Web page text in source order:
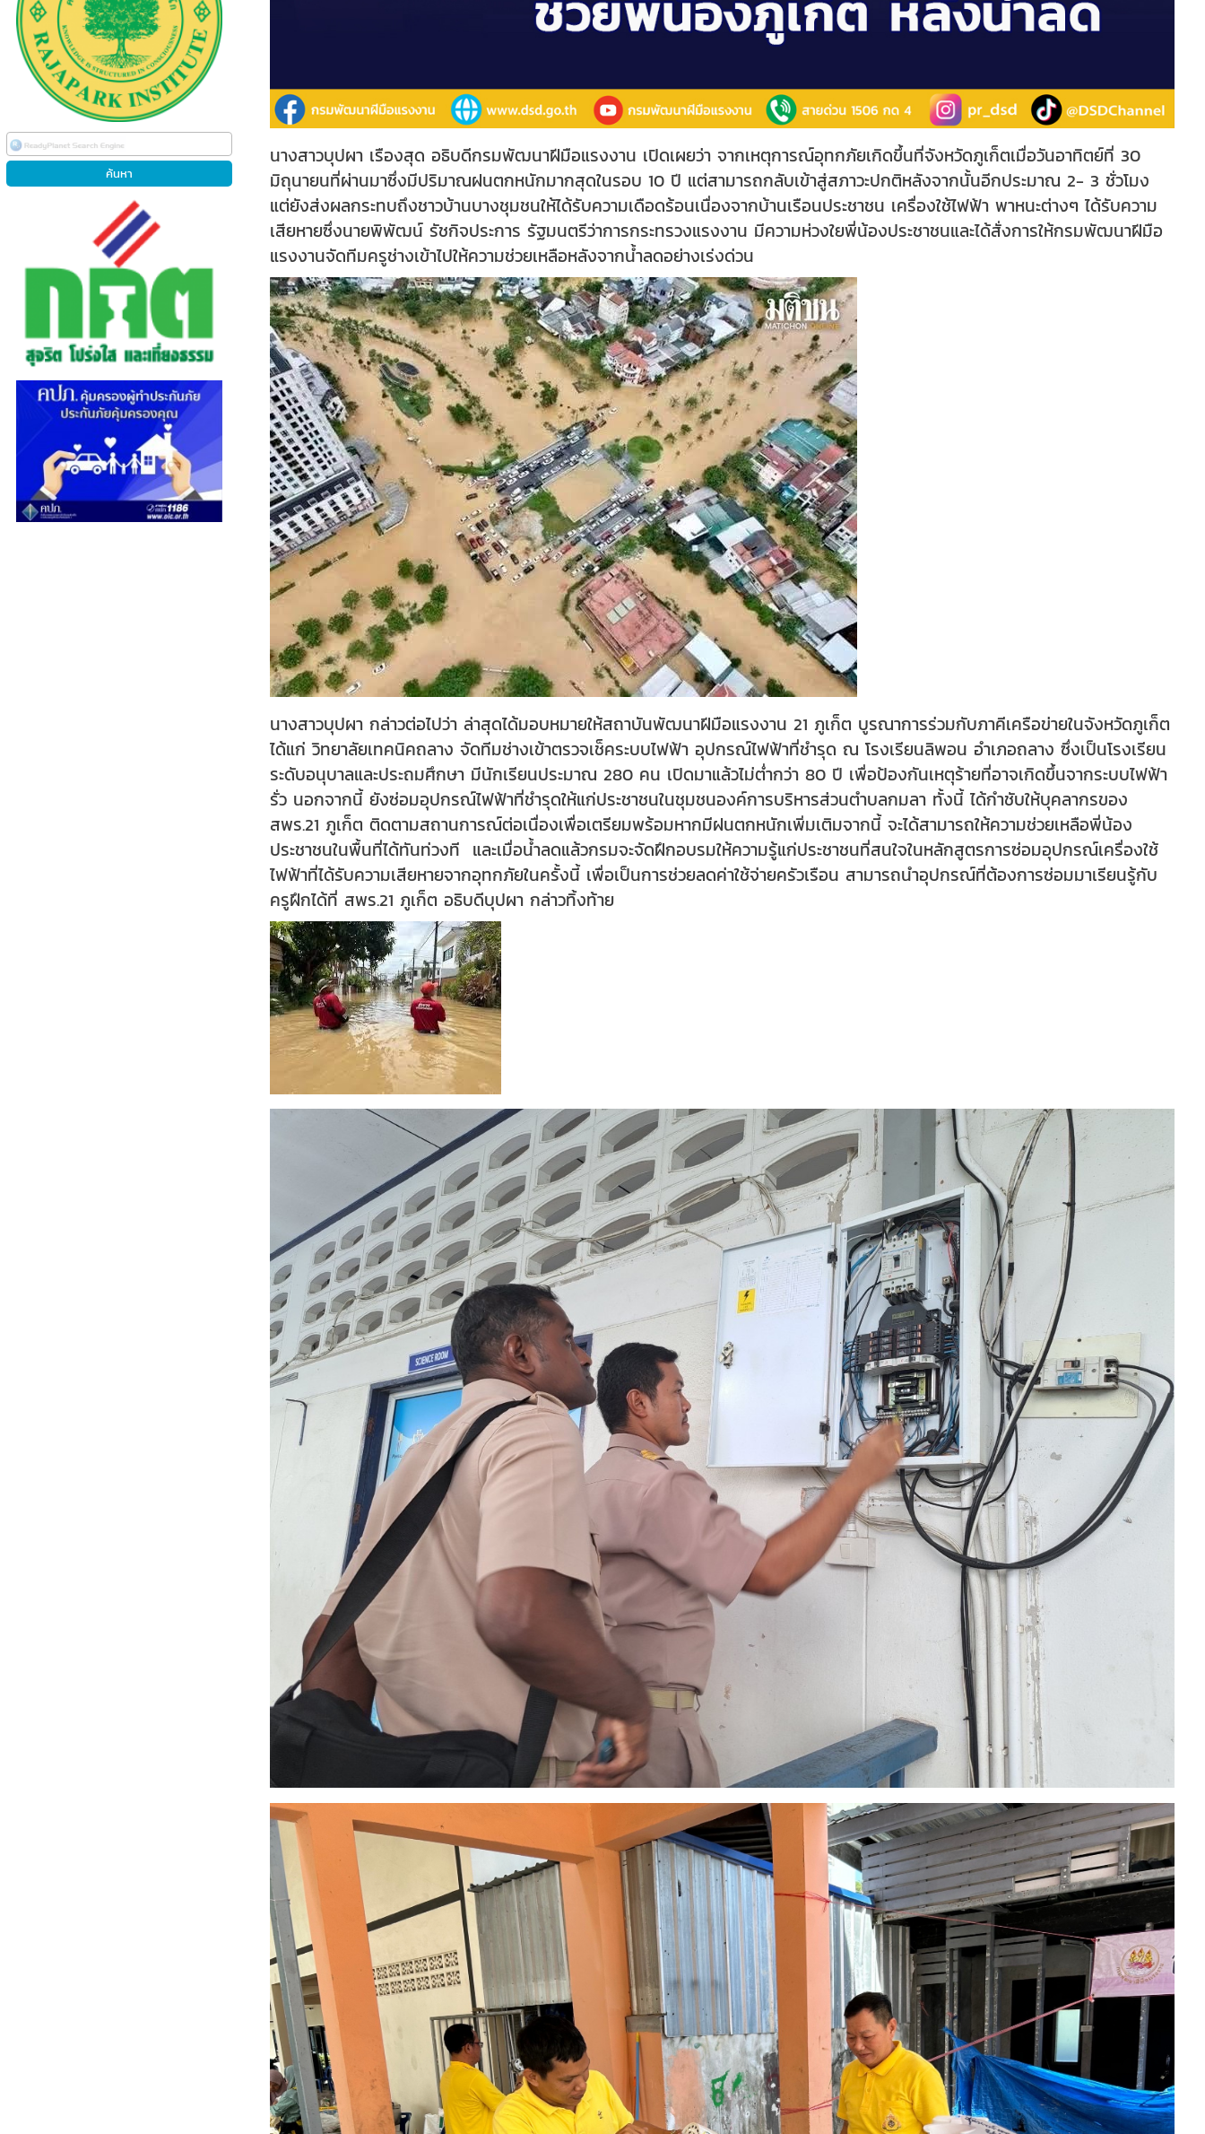
นางสาวบุปผา เรืองสุด อธิบดีกรมพัฒนาฝีมือแรงงาน เปิดเผยว่า จากเหตุการณ์อุทกภัยเกิดขึ้นที่จังหวัดภูเก็ตเมื่อวันอาทิตย์ที่ 30
มิถุนายนที่ผ่านมาซึ่งมีปริมาณฝนตกหนักมากสุดในรอบ 10 ปี แต่สามารถกลับเข้าสู่สภาวะปกติหลังจากนั้นอีกประมาณ 2- 3 ชั่วโมง
แต่ยังส่งผลกระทบถึงชาวบ้านบางชุมชนให้ได้รับความเดือดร้อนเนื่องจากบ้านเรือนประชาชน เครื่องใช้ไฟฟ้า พาหนะต่างๆ ได้รับความ
เสียหายซึ่งนายพิพัฒน์ รัชกิจประการ รัฐมนตรีว่าการกระทรวงแรงงาน มีความห่วงใยพี่น้องประชาชนและได้สั่งการให้กรมพัฒนาฝีมือ
แรงงานจัดทีมครูช่างเข้าไปให้ความช่วยเหลือหลังจากน้ำลดอย่างเร่งด่วน
นางสาวบุปผา กล่าวต่อไปว่า ล่าสุดได้มอบหมายให้สถาบันพัฒนาฝีมือแรงงาน 21 ภูเก็ต บูรณาการร่วมกับภาคีเครือข่ายในจังหวัดภูเก็ต
ได้แก่ วิทยาลัยเทคนิคถลาง จัดทีมช่างเข้าตรวจเช็คระบบไฟฟ้า อุปกรณ์ไฟฟ้าที่ชำรุด ณ โรงเรียนลิพอน อำเภอถลาง ซึ่งเป็นโรงเรียน
ระดับอนุบาลและประถมศึกษา มีนักเรียนประมาณ 280 คน เปิดมาแล้วไม่ต่ำกว่า 80 ปี เพื่อป้องกันเหตุร้ายที่อาจเกิดขึ้นจากระบบไฟฟ้า
รั่ว นอกจากนี้ ยังซ่อมอุปกรณ์ไฟฟ้าที่ชำรุดให้แก่ประชาชนในชุมชนองค์การบริหารส่วนตำบลกมลา ทั้งนี้ ได้กำชับให้บุคลากรของ
สพร.21 ภูเก็ต ติดตามสถานการณ์ต่อเนื่องเพื่อเตรียมพร้อมหากมีฝนตกหนักเพิ่มเติมจากนี้ จะได้สามารถให้ความช่วยเหลือพี่น้อง
ประชาชนในพื้นที่ได้ทันท่วงที และเมื่อน้ำลดแล้วกรมจะจัดฝึกอบรมให้ความรู้แก่ประชาชนที่สนใจในหลักสูตรการซ่อมอุปกรณ์เครื่องใช้
ไฟฟ้าที่ได้รับความเสียหายจากอุทกภัยในครั้งนี้ เพื่อเป็นการช่วยลดค่าใช้จ่ายครัวเรือน สามารถนำอุปกรณ์ที่ต้องการซ่อมมาเรียนรู้กับ
ครูฝึกได้ที่ สพร.21 ภูเก็ต อธิบดีบุปผา กล่าวทิ้งท้าย